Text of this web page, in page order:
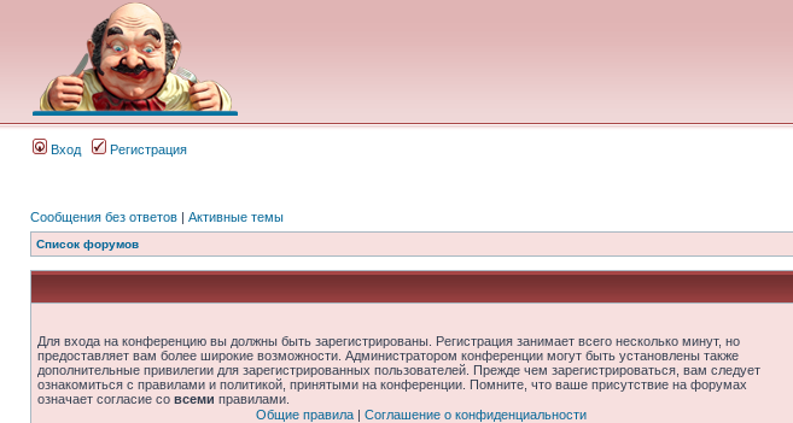
Вход Регистрация
Сообщения без ответов | Активные темы
Список форумов
Для входа на конференцию вы должны быть зарегистрированы. Регистрация занимает всего несколько минут, но
предоставляет вам более широкие возможности. Администратором конференции могут быть установлены также
дополнительные привилегии для зарегистрированных пользователей. Прежде чем зарегистрироваться, вам следует
ознакомиться с правилами и политикой, принятыми на конференции. Помните, что ваше присутствие на форумах
означает согласие со всеми правилами.
Общие правила| Соглашение о конфиденциальности